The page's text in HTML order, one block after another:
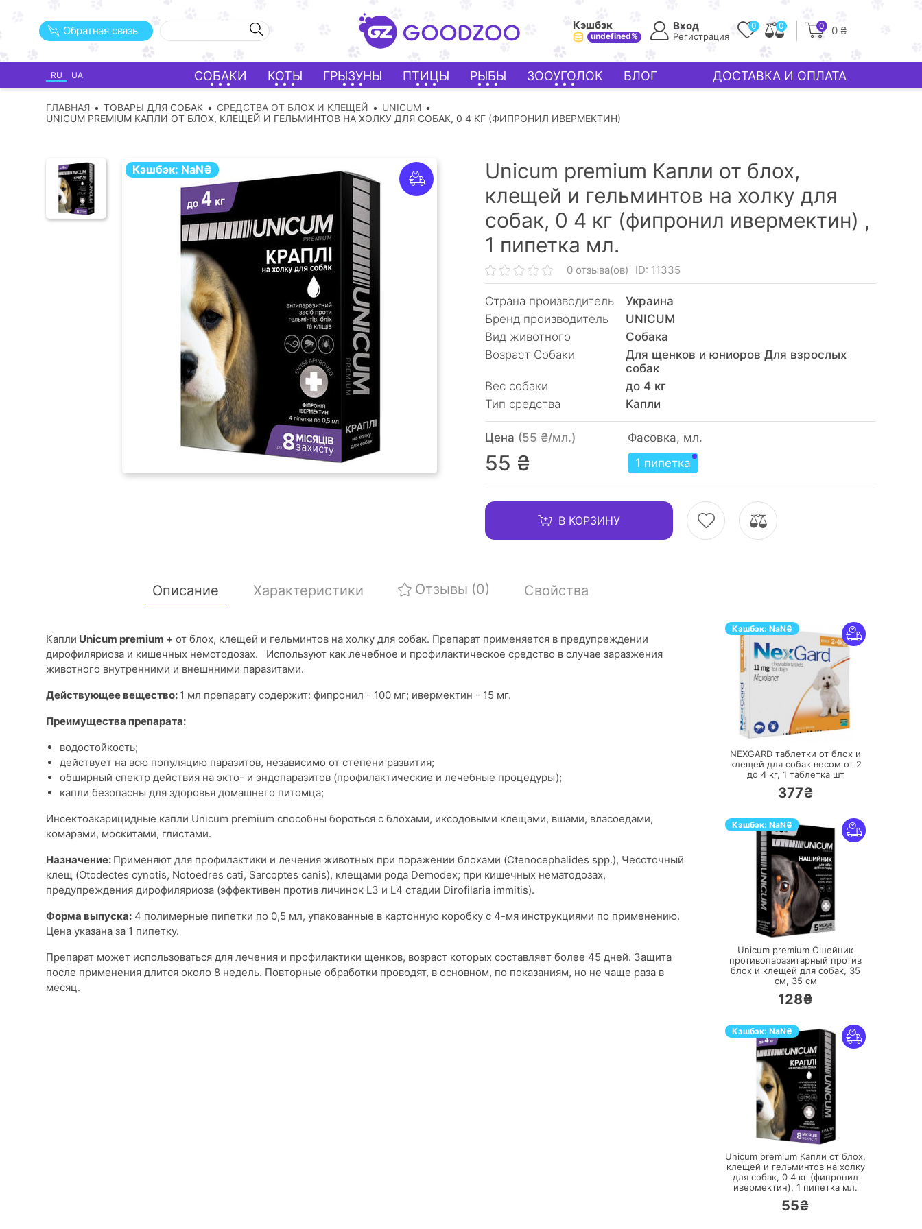
Обратная связь Кэшбэк
undefined%
Вход
Регистрация
0 0 0 0 ₴
RU UA СОБАКИ КОТЫ ГРЫЗУНЫ ПТИЦЫ РЫБЫ ЗООУГОЛОК БЛОГ ДОСТАВКА И ОПЛАТА
ГЛАВНАЯ ТОВАРЫ ДЛЯ СОБАК СРЕДСТВА ОТ БЛОХ И КЛЕЩЕЙ
UNICUM
UNICUM PREMIUM КАПЛИ ОТ БЛОХ, КЛЕЩЕЙ И ГЕЛЬМИНТОВ НА ХОЛКУ ДЛЯ СОБАК, 0 4 КГ (ФИПРОНИЛ ИВЕРМЕКТИН)
Кэшбэк: NaN₴
Unicum premium Капли от блох,
клещей и гельминтов на холку для
собак, 0 4 кг (фипронил ивермектин) ,
1 пипетка мл.
0 отзыва(ов) ID: 11335
Страна производитель
Украина
Бренд производитель
UNICUM
Вид животного
Собака
Возраст Собаки
Для щенков и юниоров Для взрослых
собак
Вес собаки
до 4 кг
Тип средства
Капли
Цена (55 ₴/мл.)
55 ₴
Фасовка, мл.
1 пипетка
В КОРЗИНУ
Описание Характеристики Отзывы (0) Свойства
Капли Unicum premium + от блох, клещей и гельминтов на холку для собак. Препарат применяется в предупреждении
дирофиляриоза и кишечных немотодозах. Используют как лечебное и профилактическое средство в случае заразжения
животного внутренними и внешнними паразитами.
Действующее вещество: 1 мл препарату содержит: фипронил - 100 мг; ивермектин - 15 мг.
Преимущества препарата:
водостойкость;
действует на всю популяцию паразитов, независимо от степени развития;
обширный спектр действия на экто- и эндопаразитов (профилактические и лечебные процедуры);
капли безопасны для здоровья домашнего питомца;
Инсектоакарицидные капли Unicum premium способны бороться с блохами, иксодовыми клещами, вшами, власоедами,
комарами, москитами, глистами.
Назначение: Применяют для профилактики и лечения животных при поражении блохами (Ctenocephalides spp.), Чесоточный
клещ (Otodectes cynotis, Notoedres cati, Sarcoptes canis), клещами рода Demodex; при кишечных нематодозах,
предупреждения дирофиляриоза (эффективен против личинок L3 и L4 стадии Dirofilaria immitis).
Форма выпуска: 4 полимерные пипетки по 0,5 мл, упакованные в картонную коробку с 4-мя инструкциями по применению.
Цена указана за 1 пипетку.
Препарат может использоваться для лечения и профилактики щенков, возраст которых составляет более 45 дней. Защита
после применения длится около 8 недель. Повторные обработки проводят, в основном, по показаниям, но не чаще раза в
месяц.
Кэшбэк: NaN₴
ПЕРЕЙТИ
NEXGARD таблетки от блох и
клещей для собак весом от 2
до 4 кг, 1 таблетка шт
377₴
Кэшбэк: NaN₴
ПЕРЕЙТИ
Unicum premium Ошейник
противопаразитарный против
блох и клещей для собак, 35
см, 35 см
128₴
Кэшбэк: NaN₴
ПЕРЕЙТИ
Unicum premium Капли от блох,
клещей и гельминтов на холку
для собак, 0 4 кг (фипронил
ивермектин), 1 пипетка мл.
55₴